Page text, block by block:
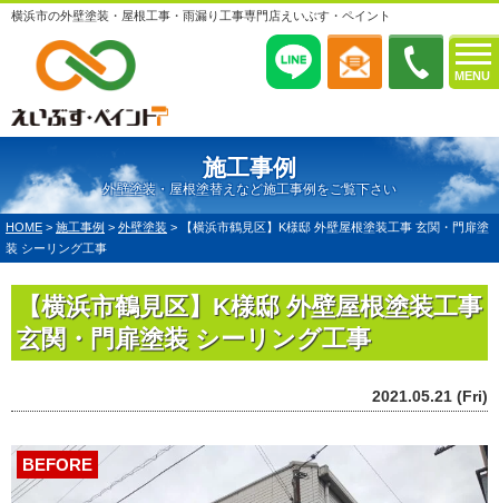
MENU
横浜市の外壁塗装・屋根工事・雨漏り工事専門店えいぶす・ペイント
施工事例
外壁塗装・屋根塗替えなど施工事例をご覧下さい
HOME > 施工事例 > 外壁塗装 >
【横浜市鶴見区】K様邸 外壁屋根塗装工事 玄関・門扉塗
装 シーリング工事
【横浜市鶴見区】K様邸 外壁屋根塗装工事
玄関・門扉塗装 シーリング工事
2021.05.21 (Fri)
BEFORE